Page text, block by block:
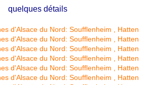
quelques détails